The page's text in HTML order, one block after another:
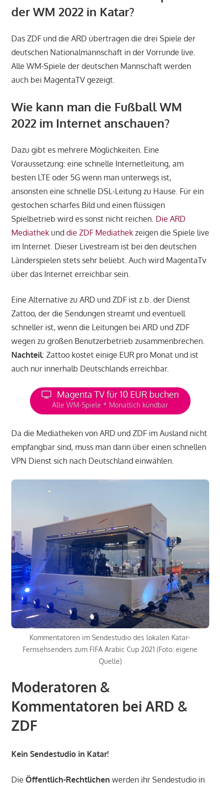
der WM 2022 in Katar?
Das ZDF und die ARD übertragen die drei Spiele der
deutschen Nationalmannschaft in der Vorrunde live.
Alle WM-Spiele der deutschen Mannschaft werden
auch bei MagentaTV gezeigt.
Wie kann man die Fußball WM
2022 im Internet anschauen?
Dazu gibt es mehrere Möglichkeiten. Eine
Voraussetzung: eine schnelle Internetleitung, am
besten LTE oder 5G wenn man unterwegs ist,
ansonsten eine schnelle DSL-Leitung zu Hause. Für ein
gestochen scharfes Bild und einen flüssigen
Spielbetrieb wird es sonst nicht reichen. Die ARD
Mediathekund die ZDF Mediathekzeigen die Spiele live
im Internet. Dieser Livestream ist bei den deutschen
Länderspielen stets sehr beliebt. Auch wird MagentaTv
über das Internet erreichbar sein.
Eine Alternative zu ARD und ZDF ist z.b. der Dienst
Zattoo, der die Sendungen streamt und eventuell
schneller ist, wenn die Leitungen bei ARD und ZDF
wegen zu großen Benutzerbetrieb zusammenbrechen.
Nachteil: Zattoo kostet einige EUR pro Monat und ist
auch nur innerhalb Deutschlands erreichbar.
Magenta TV für 10 EUR buchen
Alle WM-Spiele * Monatlich kündbar
Da die Mediatheken von ARD und ZDF im Ausland nicht
empfangbar sind, muss man dann über einen schnellen
VPN Dienst sich nach Deutschland einwählen.
Kommentatoren im Sendestudio des lokalen Katar-
Fernsehsenders zum FIFA Arabic Cup 2021 (Foto: eigene
Quelle)
Moderatoren &
Kommentatoren bei ARD &
ZDF
Kein Sendestudio in Katar!
Die Öffentlich-Rechtlichen werden ihr Sendestudio in